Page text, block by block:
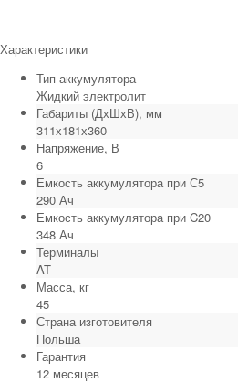
Характеристики
Тип аккумулятора
Жидкий электролит
Габариты (ДхШхВ), мм
311х181х360
Напряжение, В
6
Емкость аккумулятора при С5
290 Ач
Емкость аккумулятора при C20
348 Ач
Терминалы
AT
Масса, кг
45
Страна изготовителя
Польша
Гарантия
12 месяцев